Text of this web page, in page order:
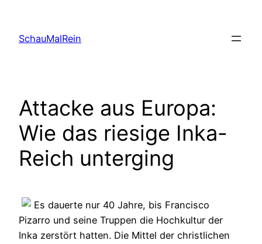
content
SchauMalRein
Attacke aus Europa:
Wie das riesige Inka-
Reich unterging
Es dauerte nur 40 Jahre, bis Francisco
Pizarro und seine Truppen die Hochkultur der
Inka zerstört hatten. Die Mittel der christlichen